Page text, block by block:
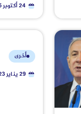
24 أكتوبر 2025
أخرى
29 يناير 2023